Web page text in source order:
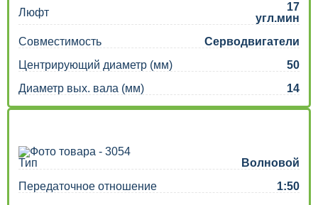
Люфт
17
угл.мин
Совместимость
Серводвигатели
Центрирующий диаметр (мм)
50
Диаметр вых. вала (мм)
14
Тип
Волновой
Передаточное отношение
1:50